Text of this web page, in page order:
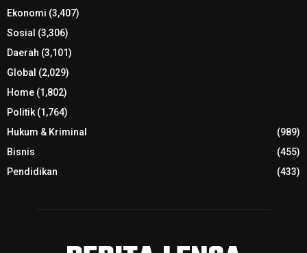
Ekonomi (3,407)
Sosial (3,306)
Daerah (3,101)
Global (2,029)
Home (1,802)
Politik(1,764)
Hukum & Kriminal
(989)
Bisnis
(455)
Pendidikan
(433)